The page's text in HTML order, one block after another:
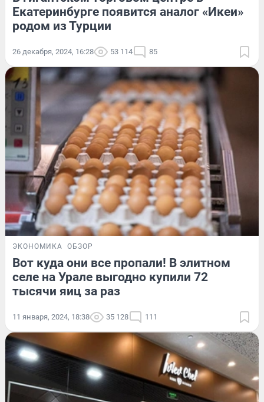
Екатеринбурге появится аналог «Икеи»
родом из Турции
26 декабря, 2024, 16:28 53 114 85
ЭКОНОМИКА ОБЗОР
Вот куда они все пропали! В элитном
селе на Урале выгодно купили 72
тысячи яиц за раз
11 января, 2024, 18:38 35 128 111